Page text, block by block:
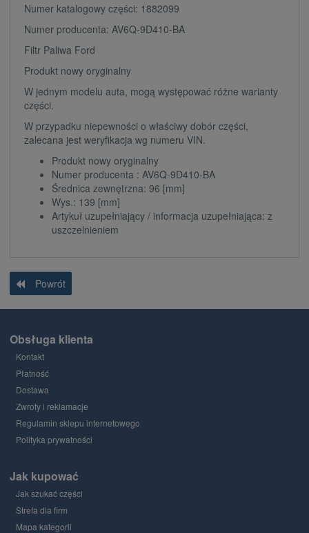
Numer katalogowy części: 1882099
Numer producenta: AV6Q-9D410-BA
Filtr Paliwa Ford
Produkt nowy oryginalny
W jednym modelu auta, mogą występować różne warianty
części.
W przypadku niepewności o właściwy dobór części,
zalecana jest weryfikacja wg numeru VIN.
Produkt nowy oryginalny
Numer producenta : AV6Q-9D410-BA
Średnica zewnętrzna: 96 [mm]
Wys.: 139 [mm]
Artykuł uzupełniający / informacja uzupełniająca: z
uszczelnieniem
Powrót
Obsługa klienta
Kontakt
Płatność
Dostawa
Zwroty i reklamacje
Regulamin sklepu internetowego
Polityka prywatności
Jak kupować
Jak szukać części
Strefa dla firm
Mapa kategorii